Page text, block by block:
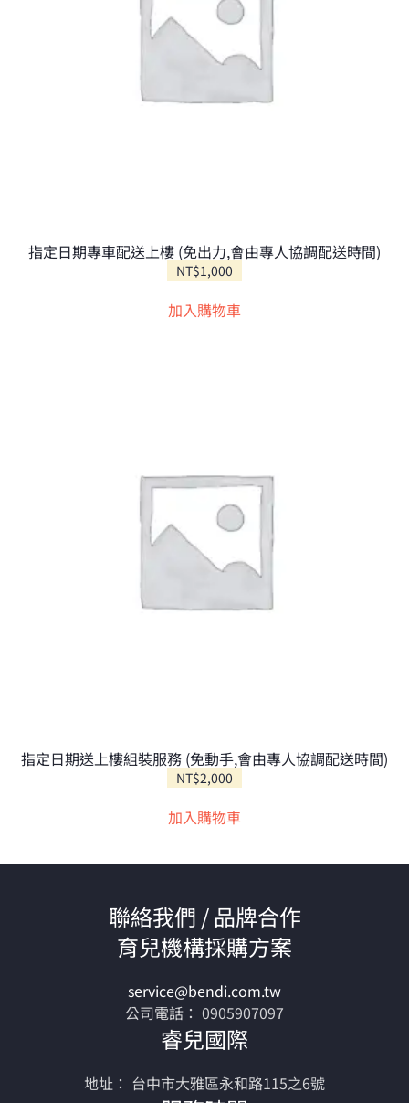
指定日期專車配送上樓 (免出力,會由專人協調配送時間)
NT$1,000
加入購物車
指定日期送上樓組裝服務 (免動手,會由專人協調配送時間)
NT$2,000
加入購物車
聯絡我們 / 品牌合作
育兒機構採購方案
service@bendi.com.tw
公司電話： 0905907097
睿兒國際
地址： 台中市大雅區永和路115之6號